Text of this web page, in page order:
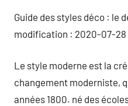
Guide des styles déco : le
modification : 2020-07-28
Le style moderne est la
changement moderniste,
années 1800. né des